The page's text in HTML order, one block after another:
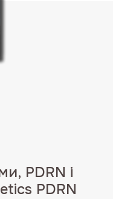
PDRN і
PDRN